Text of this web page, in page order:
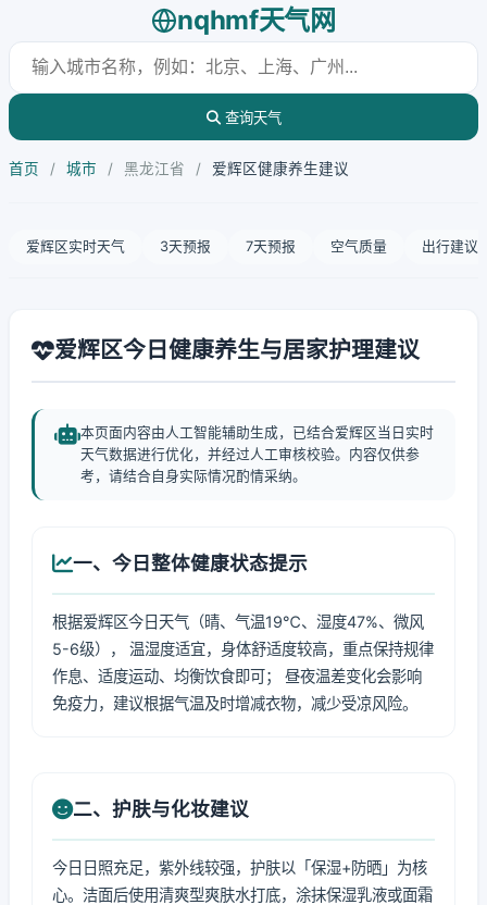
nqhmf天气网
查询天气
首页 / 城市 / 黑龙江省 / 爱辉区健康养生建议
爱辉区实时天气 3天预报 7天预报 空气质量 出行建议
爱辉区今日健康养生与居家护理建议
本页面内容由人工智能辅助生成，已结合爱辉区当日实时
天气数据进行优化，并经过人工审核校验。内容仅供参
考，请结合自身实际情况酌情采纳。
一、今日整体健康状态提示
根据爱辉区今日天气（晴、气温19℃、湿度47%、微风
5-6级）， 温湿度适宜，身体舒适度较高，重点保持规律
作息、适度运动、均衡饮食即可； 昼夜温差变化会影响
免疫力，建议根据气温及时增减衣物，减少受凉风险。
二、护肤与化妆建议
今日日照充足，紫外线较强，护肤以「保湿+防晒」为核
心。洁面后使用清爽型爽肤水打底，涂抹保湿乳液或面霜